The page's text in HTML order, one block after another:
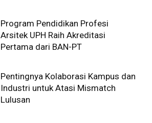
Program Pendidikan Profesi
Arsitek UPH Raih Akreditasi
Pertama dari BAN-PT
Pentingnya Kolaborasi Kampus dan
Industri untuk Atasi Mismatch
Lulusan